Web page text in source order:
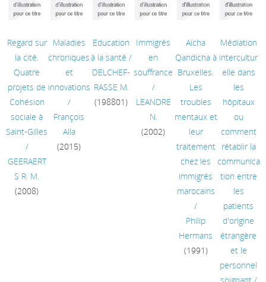
Regard sur
la cité.
Quatre
projets de
Cohésion
sociale à
Saint-Gilles
/
GEERAERT
S R. M.
(2008)
Maladies
chroniques
et
innovations
/
François
Alla
(2015)
Education
à la santé /
DELCHEF-
RASSE M.
(198801)
Immigrés
en
souffrance
/
LEANDRE
N.
(2002)
Aïcha
Qandicha à
Bruxelles.
Les
troubles
mentaux et
leur
traitement
chez les
immigrés
marocains
/
Philip
Hermans
(1991)
Médiation
intercultur
elle dans
les
hôpitaux
ou
comment
rétablir la
communica
tion entre
les
patients
d'origine
étrangère
et le
personnel